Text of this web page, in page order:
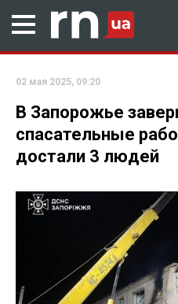
02 мая 2025, 09:20
В Запорожье
спасательные
достали 3 людей